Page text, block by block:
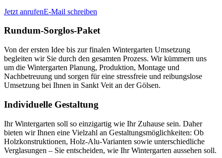
Jetzt anrufenE-Mail schreiben
Rundum-Sorglos-Paket
Von der ersten Idee bis zur finalen Wintergarten Umsetzung
begleiten wir Sie durch den gesamten Prozess. Wir kümmern uns
um die Wintergarten Planung, Produktion, Montage und
Nachbetreuung und sorgen für eine stressfreie und reibungslose
Umsetzung bei Ihnen in Sankt Veit an der Gölsen.
Individuelle Gestaltung
Ihr Wintergarten soll so einzigartig wie Ihr Zuhause sein. Daher
bieten wir Ihnen eine Vielzahl an Gestaltungsmöglichkeiten: Ob
Holzkonstruktionen, Holz-Alu-Varianten sowie unterschiedliche
Verglasungen – Sie entscheiden, wie Ihr Wintergarten aussehen soll.